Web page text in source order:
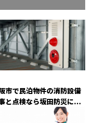
市で民泊物件の消防設備
と点検なら坂田防災に...